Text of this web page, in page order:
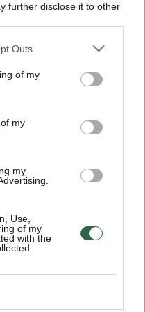
further disclose it to other
Outs
of my
my
my
Use,
of my
with the
00:00:57
Vakarinis aplinkkelis: